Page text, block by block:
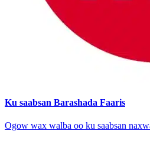
Ku saabsan Barashada Faaris
Ogow wax walba oo ku saabsan